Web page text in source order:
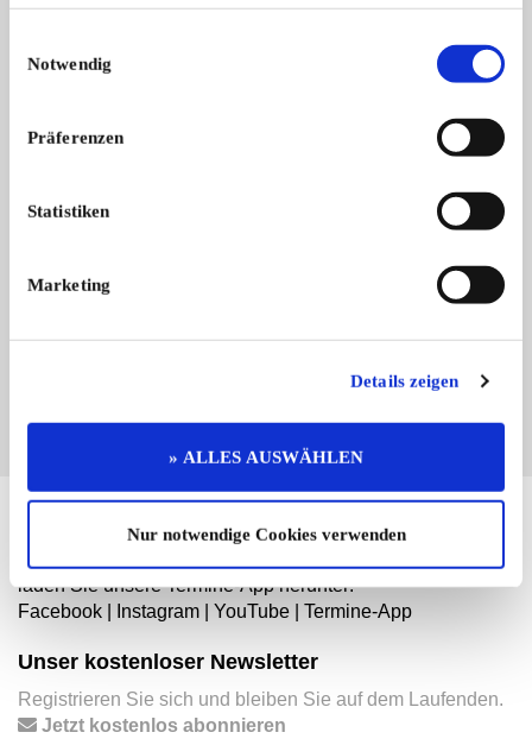
Notwendig
Präferenzen
Statistiken
Marketing
Details zeigen
» ALLES AUSWÄHLEN
Nur notwendige Cookies verwenden
Sie vertreten dieses Unternehmen? Übernehmen Sie
ergänzen und für sich zu nutzen:
EINTRAG JETZT ÜBERNEHMEN
Hier finden Sie mehr von OLDTIMER MARKT
laden Sie unsere Termine-App herunter:
Facebook
Instagram YouTube Termine-App
Unser kostenloser Newsletter
Registrieren Sie sich und bleiben Sie auf dem Laufenden.
Jetzt kostenlos abonnieren